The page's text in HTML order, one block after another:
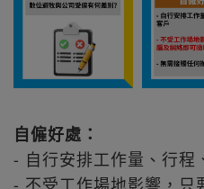
自僱好處：
- 自行安排工作量、行程
- 不受工作場地影響，只